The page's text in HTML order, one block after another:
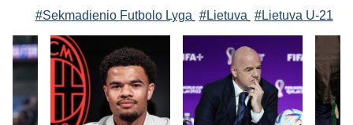
#Sekmadienio Futbolo Lyga #Lietuva #Lietuva U-21